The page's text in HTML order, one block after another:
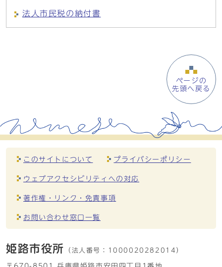
法人市民税の納付書
ページの
先頭へ戻る
このサイトについて プライバシーポリシー
ウェブアクセシビリティへの対応
著作権・リンク・免責事項
お問い合わせ窓口一覧
姫路市役所 （法人番号： 1000020282014）